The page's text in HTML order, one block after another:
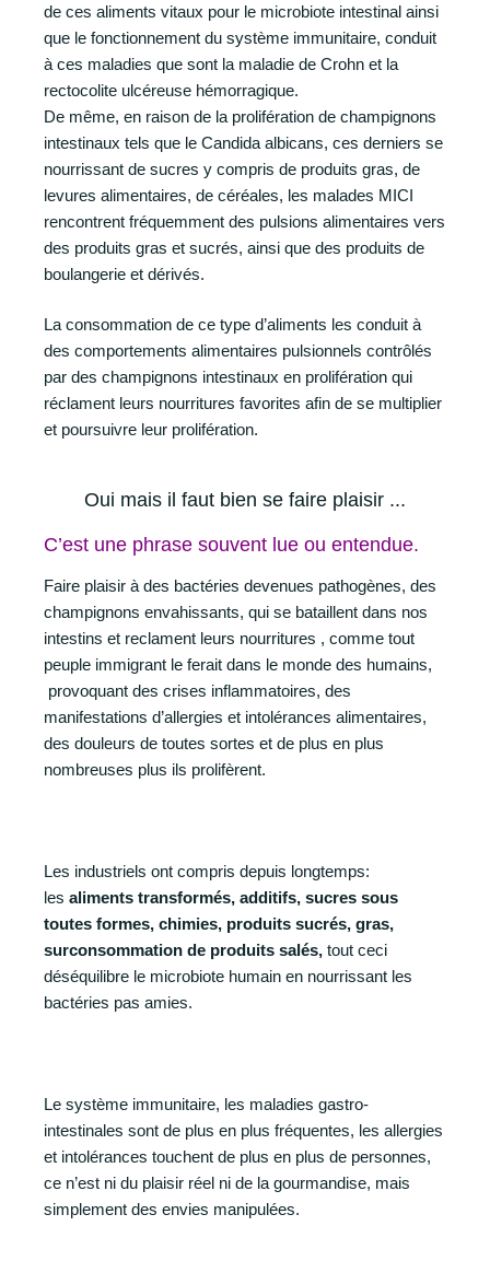
de ces aliments vitaux pour le microbiote intestinal ainsi
que le fonctionnement du système immunitaire, conduit
à ces maladies que sont la maladie de Crohn et la
rectocolite ulcéreuse hémorragique.
De même, en raison de la prolifération de champignons
intestinaux tels que le Candida albicans, ces derniers se
nourrissant de sucres y compris de produits gras, de
levures alimentaires, de céréales, les malades MICI
rencontrent fréquemment des pulsions alimentaires vers
des produits gras et sucrés, ainsi que des produits de
boulangerie et dérivés.
La consommation de ce type d’aliments les conduit à
des comportements alimentaires pulsionnels contrôlés
par des champignons intestinaux en prolifération qui
réclament leurs nourritures favorites afin de se multiplier
et poursuivre leur prolifération.
Oui mais il faut bien se faire plaisir ...
C’est une phrase souvent lue ou entendue.
Faire plaisir à des bactéries devenues pathogènes, des
champignons envahissants, qui se bataillent dans nos
intestins et reclament leurs nourritures , comme tout
peuple immigrant le ferait dans le monde des humains,
provoquant des crises inflammatoires, des
manifestations d’allergies et intolérances alimentaires,
des douleurs de toutes sortes et de plus en plus
nombreuses plus ils prolifèrent.
Les industriels ont compris depuis longtemps:
les aliments transformés, additifs, sucres sous
toutes formes, chimies, produits sucrés, gras,
surconsommation de produits salés, tout ceci
déséquilibre le microbiote humain en nourrissant les
bactéries pas amies.
Le système immunitaire, les maladies gastro-
intestinales sont de plus en plus fréquentes, les allergies
et intolérances touchent de plus en plus de personnes,
ce n’est ni du plaisir réel ni de la gourmandise, mais
simplement des envies manipulées.